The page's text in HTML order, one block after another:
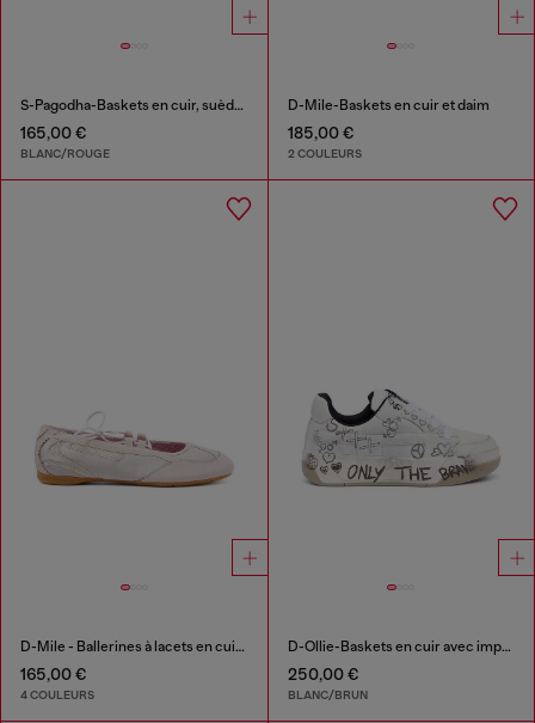
S-Pagodha-Baskets en cuir, suède et tissu indéchirable
165,00 €
BLANC/ROUGE
D-Mile-Baskets en cuir et daim
185,00 €
2 COULEURS
D-Mile - Ballerines à lacets en cuir et mesh
165,00 €
4 COULEURS
D-Ollie-Baskets en cuir avec imprimé graffiti
250,00 €
BLANC/BRUN